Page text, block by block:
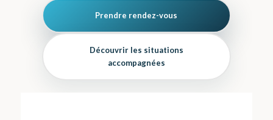
Prendre rendez-vous
Découvrir les situations
accompagnées